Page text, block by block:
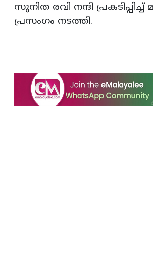
സുനിത രവി നന്ദി പ്രകടിപ്പിച്ച്
പ്രസംഗം നടത്തി.